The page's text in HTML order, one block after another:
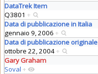
DataTrek Item
Q3801 +
Data di pubblicazione in Italia
gennaio 9, 2006 +
Data di pubblicazione originale
ottobre 22, 2004+
Gary Graham
Soval +